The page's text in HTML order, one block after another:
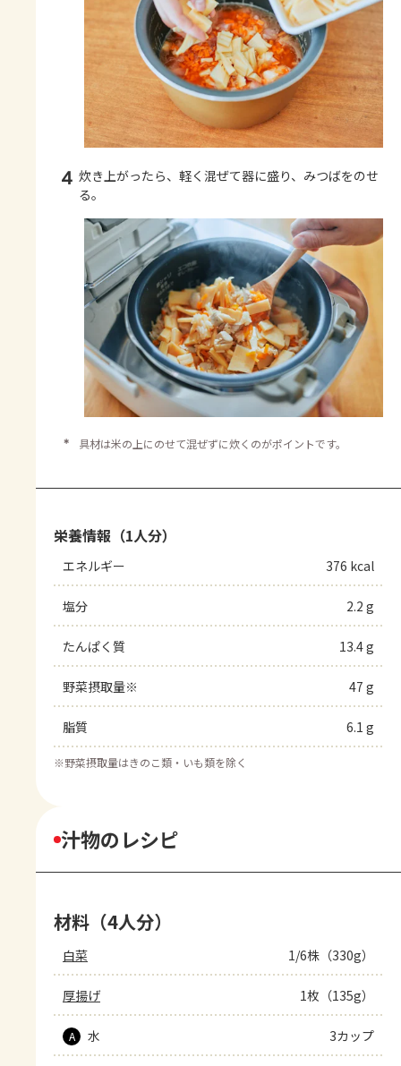
4 炊き上がったら、軽く混ぜて器に盛り、みつばをのせ
る。
＊ 具材は米の上にのせて混ぜずに炊くのがポイントです。
栄養情報（1人分）
エネルギー 376 kcal
塩分 2.2 g
たんぱく質 13.4 g
野菜摂取量※ 47 g
脂質 6.1 g
※野菜摂取量はきのこ類・いも類を除く
汁物のレシピ
材料（4人分）
白菜 1/6株（330g）
厚揚げ 1枚（135g）
A 水 3カップ